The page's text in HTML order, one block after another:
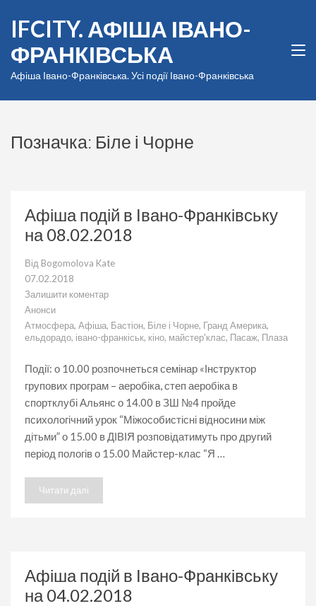
вмісту
(натисніть
Enter)
IFCITY. АФІША ІВАНО-
ФРАНКІВСЬКА
Афіша Івано-Франківська. Усі події Івано-Франківська
Позначка: Біле і Чорне
Афіша подій в Івано-Франківську
на 08.02.2018
Від Bogomolova Kate
07.02.2018
Залишити коментар
до
подій
в
Франківську
08.02.2018
Анонси
Атмосфера, Афіша, Бастіон, Біле і Чорне, Гранд Америка,
ельдорадо, івано-франкіськ, кіно, майстер'клас, Пасаж, Плаза
Події: о 10.00 розпочнеться семінар «Інструктор
групових програм – аеробіка, степ аеробіка в
спортклубі Альянс о 14.00 в ЗШ №4 пройде
психологічний урок “Міжособистісні відносини між
дітьми” о 15.00 в ДІВІЯ розповідатимуть про другий
період пологів о 15.00 Майстер-клас “Я …
Читати далі
Афіша подій в Івано-Франківську
на 04.02.2018